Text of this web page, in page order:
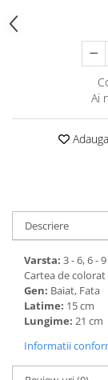
Ai
Descriere
Varsta: 3 - 6, 6 - 9
Cartea de colorat
Gen: Baiat, Fata
Latime: 15 cm
Lungime: 21 cm
Informatii